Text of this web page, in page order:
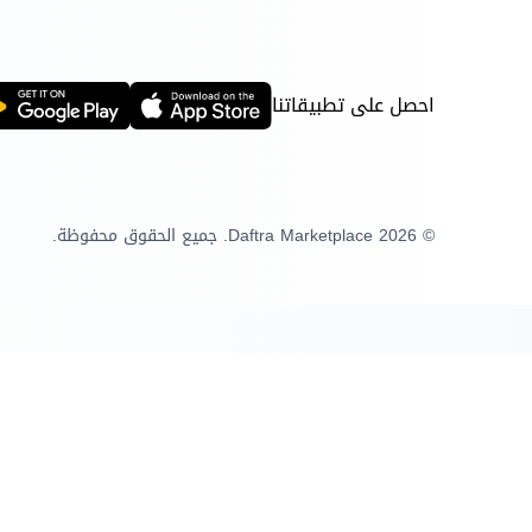
ومتسق، وتقليل الأخطاء
اليدوية، ورفع كفاءة
جميع عمليات استخدام
احصل على تطبيقاتنا
© 2026 Daftra Marketplace. جميع الحقوق محفوظة.